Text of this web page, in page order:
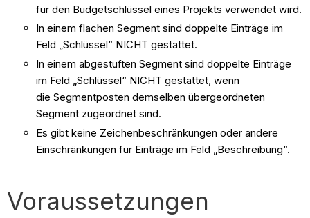
für den Budgetschlüssel eines Projekts verwendet wird.
In einem flachen Segment sind doppelte Einträge im
Feld „Schlüssel“ NICHT gestattet.
In einem abgestuften Segment sind doppelte Einträge
im Feld „Schlüssel“ NICHT gestattet, wenn
die Segmentposten demselben übergeordneten
Segment zugeordnet sind.
Es gibt keine Zeichenbeschränkungen oder andere
Einschränkungen für Einträge im Feld „Beschreibung“.
Voraussetzungen